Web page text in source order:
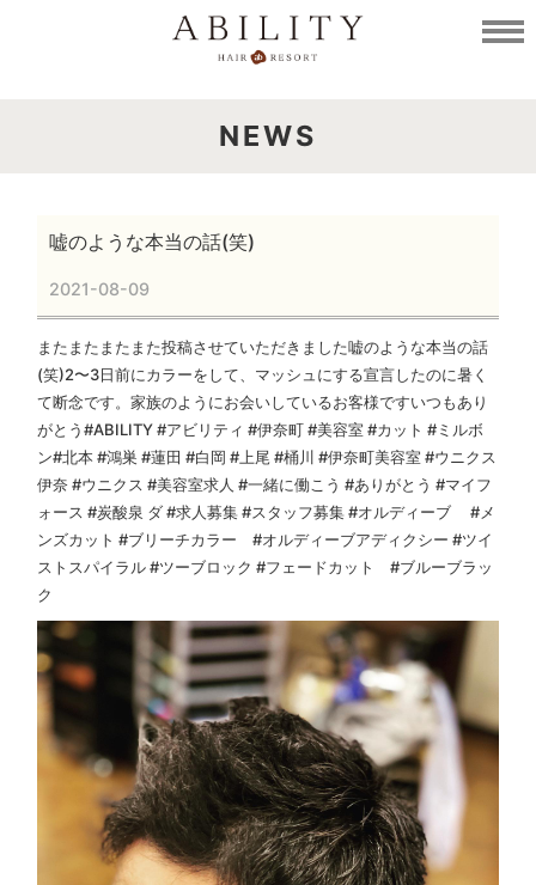
NEWS
嘘のような本当の話(笑)
2021-08-09
またまたまたまた投稿させていただきました嘘のような本当の話
(笑)2〜3日前にカラーをして、マッシュにする宣言したのに暑く
て断念です。家族のようにお会いしているお客様ですいつもあり
がとう#ABILITY #アビリティ #伊奈町 #美容室 #カット #ミルボ
ン#北本 #鴻巣 #蓮田 #白岡 #上尾 #桶川 #伊奈町美容室 #ウニクス
伊奈 #ウニクス #美容室求人 #一緒に働こう #ありがとう #マイフ
ォース #炭酸泉 ダ #求人募集 #スタッフ募集 #オルディーブ #メ
ンズカット #ブリーチカラー #オルディーブアディクシー #ツイ
ストスパイラル #ツーブロック #フェードカット #ブルーブラッ
ク